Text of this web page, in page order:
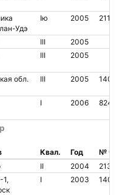
Удэ
Iю 2005
III
2005
III 2005
обл. III 2005
I 2006
Квал. Год
№
II 2004
I 2003